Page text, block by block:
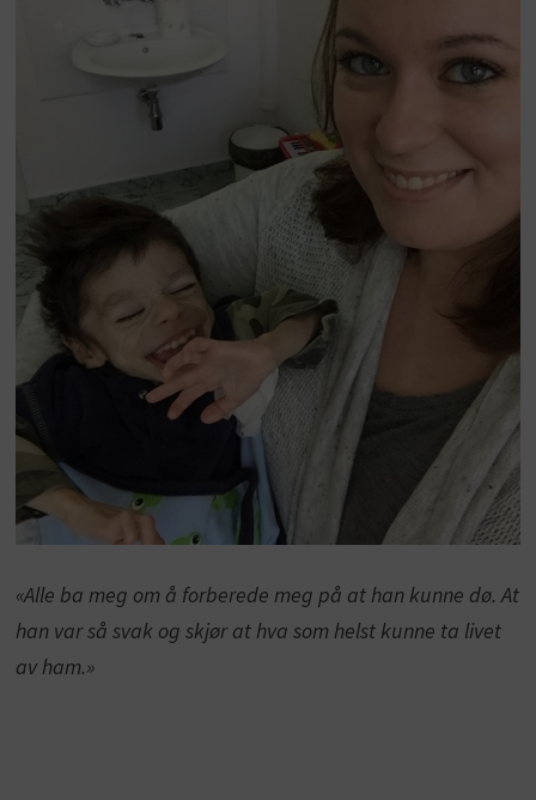
«Alle ba meg om å forberede meg på at han kunne dø. At
han var så svak og skjør at hva som helst kunne ta livet
av ham.»